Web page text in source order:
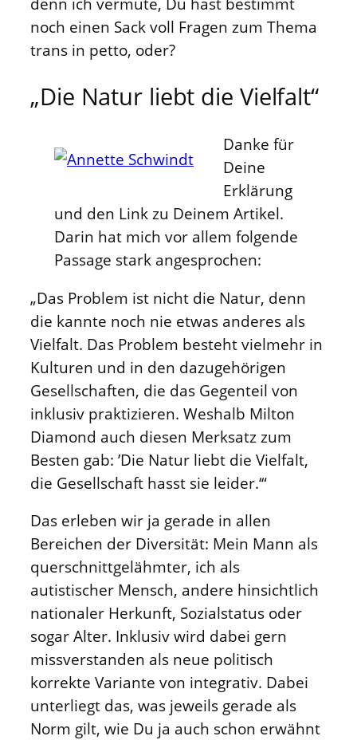
noch einen Sack voll Fragen zum Thema
trans in petto, oder?
„Die Natur liebt die Vielfalt“
Danke für
Deine
Erklärung
und den Link zu Deinem Artikel.
Darin hat mich vor allem folgende
Passage stark angesprochen:
„Das Problem ist nicht die Natur, denn
die kannte noch nie etwas anderes als
Vielfalt. Das Problem besteht vielmehr in
Kulturen und in den dazugehörigen
Gesellschaften, die das Gegenteil von
inklusiv praktizieren. Weshalb Milton
Diamond auch diesen Merksatz zum
Besten gab: ’Die Natur liebt die Vielfalt,
die Gesellschaft hasst sie leider.‘“
Das erleben wir ja gerade in allen
Bereichen der Diversität: Mein Mann als
querschnittgelähmter, ich als
autistischer Mensch, andere hinsichtlich
nationaler Herkunft, Sozialstatus oder
sogar Alter. Inklusiv wird dabei gern
missverstanden als neue politisch
korrekte Variante von integrativ. Dabei
unterliegt das, was jeweils gerade als
Norm gilt, wie Du ja auch schon erwähnt